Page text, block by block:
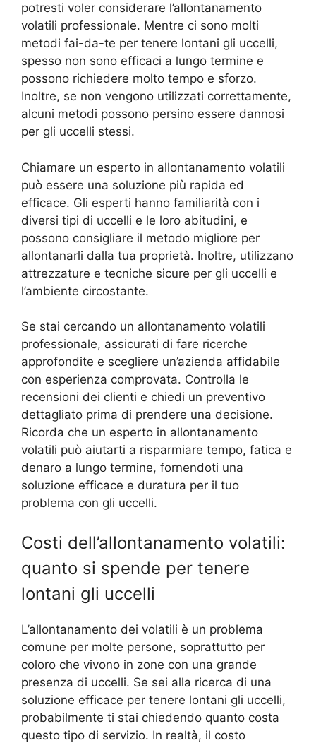
potresti voler considerare l’allontanamento
volatili professionale. Mentre ci sono molti
metodi fai-da-te per tenere lontani gli uccelli,
spesso non sono efficaci a lungo termine e
possono richiedere molto tempo e sforzo.
Inoltre, se non vengono utilizzati correttamente,
alcuni metodi possono persino essere dannosi
per gli uccelli stessi.
Chiamare un esperto in allontanamento volatili
può essere una soluzione più rapida ed
efficace. Gli esperti hanno familiarità con i
diversi tipi di uccelli e le loro abitudini, e
possono consigliare il metodo migliore per
allontanarli dalla tua proprietà. Inoltre, utilizzano
attrezzature e tecniche sicure per gli uccelli e
l’ambiente circostante.
Se stai cercando un allontanamento volatili
professionale, assicurati di fare ricerche
approfondite e scegliere un’azienda affidabile
con esperienza comprovata. Controlla le
recensioni dei clienti e chiedi un preventivo
dettagliato prima di prendere una decisione.
Ricorda che un esperto in allontanamento
volatili può aiutarti a risparmiare tempo, fatica e
denaro a lungo termine, fornendoti una
soluzione efficace e duratura per il tuo
problema con gli uccelli.
Costi dell’allontanamento volatili:
quanto si spende per tenere
lontani gli uccelli
L’allontanamento dei volatili è un problema
comune per molte persone, soprattutto per
coloro che vivono in zone con una grande
presenza di uccelli. Se sei alla ricerca di una
soluzione efficace per tenere lontani gli uccelli,
probabilmente ti stai chiedendo quanto costa
questo tipo di servizio. In realtà, il costo